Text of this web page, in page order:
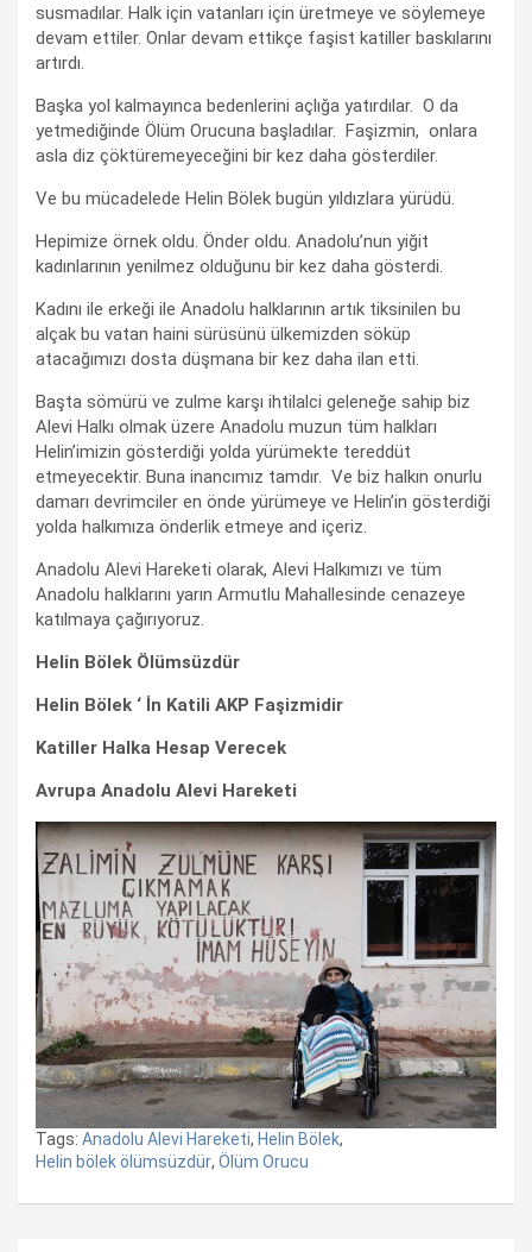
susmadılar. Halk için vatanları için üretmeye ve söylemeye
devam ettiler. Onlar devam ettikçe faşist katiller baskılarını
artırdı.
Başka yol kalmayınca bedenlerini açlığa yatırdılar. O da
yetmediğinde Ölüm Orucuna başladılar. Faşizmin, onlara
asla diz çöktüremeyeceğini bir kez daha gösterdiler.
Ve bu mücadelede Helin Bölek bugün yıldızlara yürüdü.
Hepimize örnek oldu. Önder oldu. Anadolu’nun yiğit
kadınlarının yenilmez olduğunu bir kez daha gösterdi.
Kadını ile erkeği ile Anadolu halklarının artık tiksinilen bu
alçak bu vatan haini sürüsünü ülkemizden söküp
atacağımızı dosta düşmana bir kez daha ilan etti.
Başta sömürü ve zulme karşı ihtilalci geleneğe sahip biz
Alevi Halkı olmak üzere Anadolu muzun tüm halkları
Helin’imizin gösterdiği yolda yürümekte tereddüt
etmeyecektir. Buna inancımız tamdır. Ve biz halkın onurlu
damarı devrimciler en önde yürümeye ve Helin’in gösterdiği
yolda halkımıza önderlik etmeye and içeriz.
Anadolu Alevi Hareketi olarak, Alevi Halkımızı ve tüm
Anadolu halklarını yarın Armutlu Mahallesinde cenazeye
katılmaya çağırıyoruz.
Helin Bölek Ölümsüzdür
Helin Bölek ‘ İn Katili AKP Faşizmidir
Katiller Halka Hesap Verecek
Avrupa Anadolu Alevi Hareketi
Tags: Anadolu Alevi Hareketi, Helin Bölek,
Helin bölek ölümsüzdür, Ölüm Orucu